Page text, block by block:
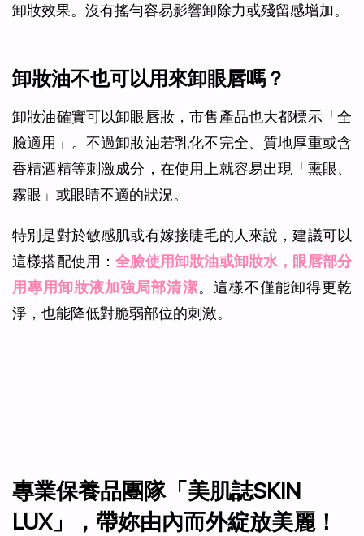
卸妝效果。沒有搖勻容易影響卸除力或殘留感增加。
卸妝油不也可以用來卸眼唇嗎？
卸妝油確實可以卸眼唇妝，市售產品也大都標示「全
臉適用」。不過卸妝油若乳化不完全、質地厚重或含
香精酒精等刺激成分，在使用上就容易出現「熏眼、
霧眼」或眼睛不適的狀況。
特別是對於敏感肌或有嫁接睫毛的人來說，建議可以
這樣搭配使用：全臉使用卸妝油或卸妝水，眼唇部分
用專用卸妝液加強局部清潔。這樣不僅能卸得更乾
淨，也能降低對脆弱部位的刺激。
專業保養品團隊「美肌誌SKIN
LUX」，帶妳由內而外綻放美麗！